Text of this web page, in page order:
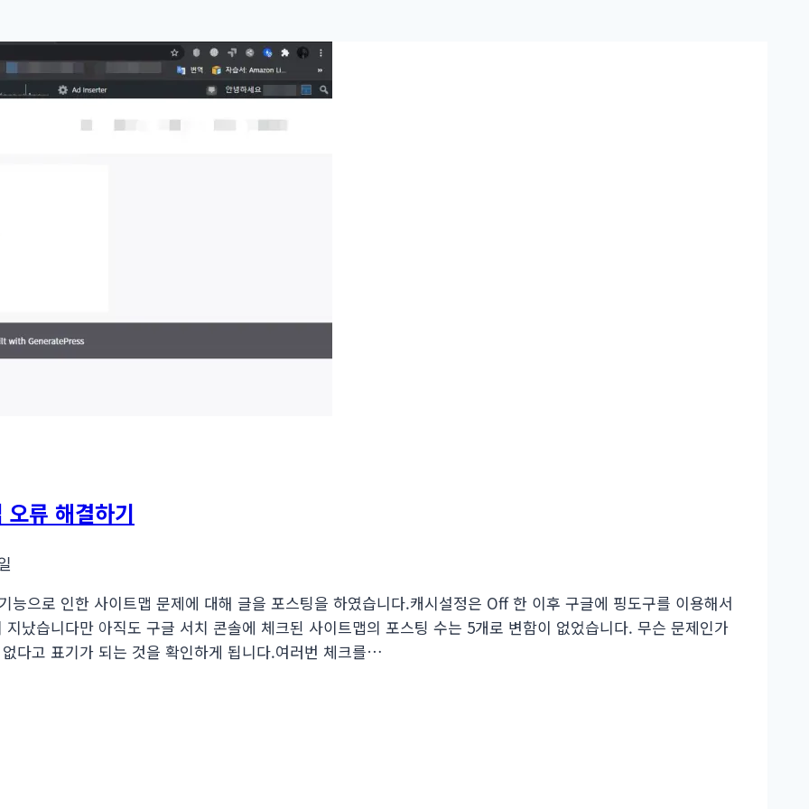
류 해결하기
능으로 인한 사이트맵 문제에 대해 글을 포스팅을 하였습니다.캐시설정은 Off 한 이후 구글에 핑도구를 이용해서
났습니다만 아직도 구글 서치 콘솔에 체크된 사이트맵의 포스팅 수는 5개로 변함이 없었습니다. 무슨 문제인가
다고 표기가 되는 것을 확인하게 됩니다.여러번 체크를…